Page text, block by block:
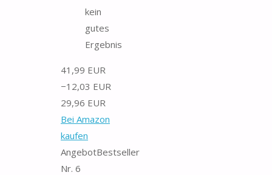
kein
gutes
Ergebnis
41,99 EUR
−12,03 EUR
29,96 EUR
Bei Amazon
kaufen
AngebotBestseller
Nr. 6